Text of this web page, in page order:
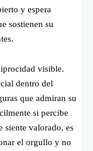
y espera
sostienen su
visible.
dentro del
que admiran su
si percibe
siente valorado, es
el orgullo y no